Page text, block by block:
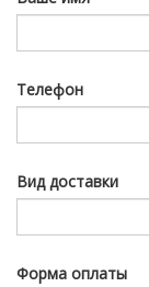
Телефон
Вид доставки
Форма оплаты